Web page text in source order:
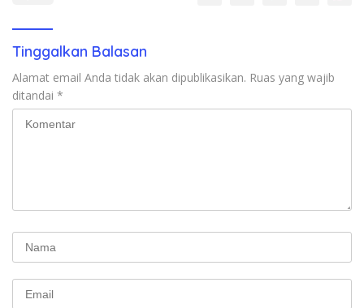
Tinggalkan Balasan
Alamat email Anda tidak akan dipublikasikan. Ruas yang wajib
ditandai *